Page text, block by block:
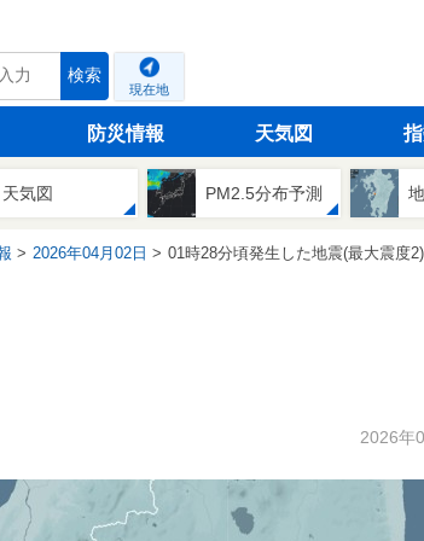
検索
現在地
防災情報 天気図
天気図 PM2.5分布予測
2026年04月02日 01時28分頃発生した地震(最大震度2)
2026年